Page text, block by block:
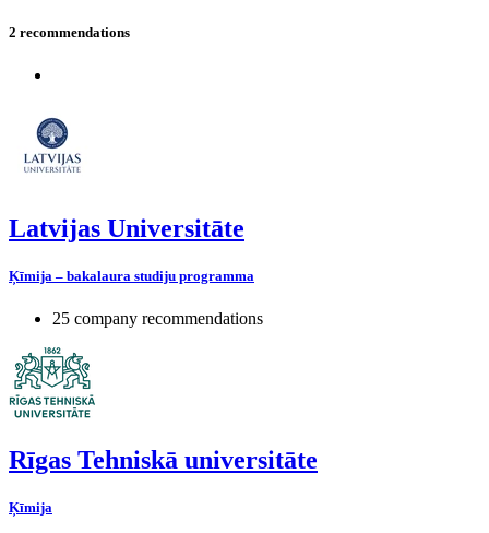
2 recommendations
Latvijas Universitāte
Ķīmija – bakalaura studiju programma
25 company recommendations
Rīgas Tehniskā universitāte
Ķīmija